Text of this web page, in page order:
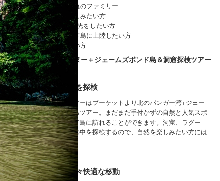
小さなお子様連れのファミリー
シーカヌーを楽しみたい方
1日でたっぷり観光をしたい方
ジェームズボンド島に上陸したい方
洞窟探検をしたい方
プーケット発、シーカヌー＋ジェームズボンド島＆洞窟探検ツアー
とは
ジェームズボンド島を探検
こちらのシーカヌーツアーはプーケットより北のパンガー湾+ジェー
ムズボンド島を散策するツアー。まだまだ手付かずの自然と人気スポ
ットのジェームズボンド島に訪れることができます。洞窟、ラグー
ン、マングローブ樹林の中を探検するので、自然を楽しみたい方には
おすすめ！
スピードボートで楽々快適な移動